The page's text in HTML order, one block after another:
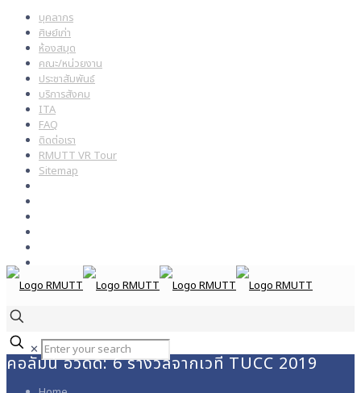
บุคลากร
ศิษย์เก่า
ห้องสมุด
คณะ/หน่วยงาน
ประชาสัมพันธ์
บริการสังคม
ITA
FAQ
ติดต่อเรา
RMUTT VR Tour
Sitemap
✕
คอลัมน์ อวดดี: 6 รางวัลจากเวที TUCC 2019